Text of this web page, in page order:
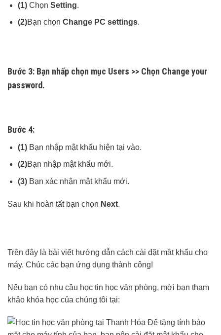
(1) Chọn Setting.
(2)Bạn chọn Change PC settings.
Bước 3: Bạn nhấp chọn mục Users >> Chọn Change your
password.
Bước 4:
(1) Bạn nhập mật khẩu hiện tại vào.
(2)Bạn nhập mật khẩu mới.
(3) Bạn xác nhận mật khẩu mới.
Sau khi hoàn tất bạn chọn Next.
Trên đây là bài viết hướng dẫn cách cài đặt mât khẩu cho
máy. Chúc các bạn ứng dụng thành công!
Nếu bạn có nhu cầu học tin học văn phòng, mời bạn tham
khảo khóa học của chúng tôi tại: